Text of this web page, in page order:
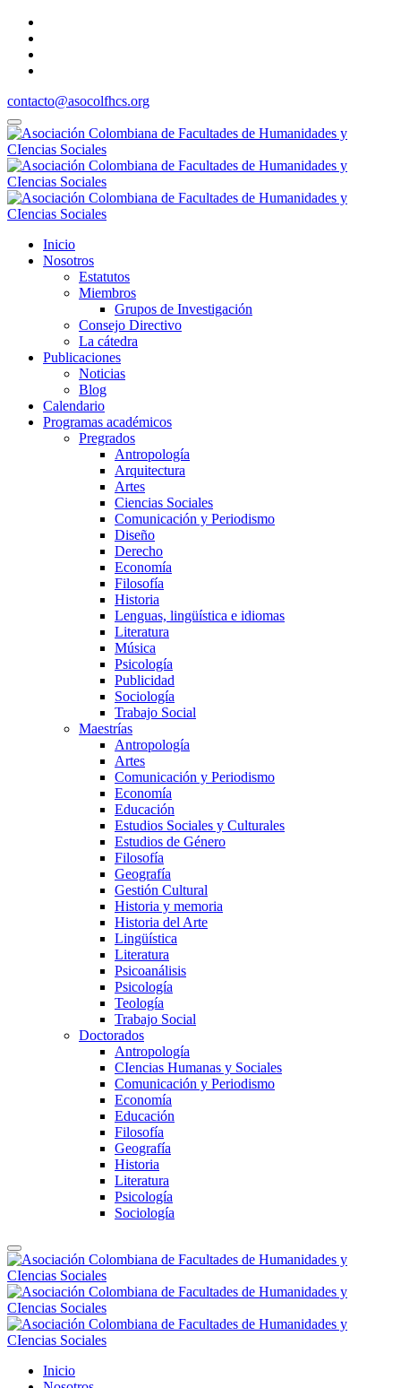
contacto@asocolfhcs.org
Inicio
Nosotros
Estatutos
Miembros
Grupos de Investigación
Consejo Directivo
La cátedra
Publicaciones
Noticias
Blog
Calendario
Programas académicos
Pregrados
Antropología
Arquitectura
Artes
Ciencias Sociales
Comunicación y Periodismo
Diseño
Derecho
Economía
Filosofía
Historia
Lenguas, lingüística e idiomas
Literatura
Música
Psicología
Publicidad
Sociología
Trabajo Social
Maestrías
Antropología
Artes
Comunicación y Periodismo
Economía
Educación
Estudios Sociales y Culturales
Estudios de Género
Filosofía
Geografía
Gestión Cultural
Historia y memoria
Historia del Arte
Lingüística
Literatura
Psicoanálisis
Psicología
Teología
Trabajo Social
Doctorados
Antropología
CIencias Humanas y Sociales
Comunicación y Periodismo
Economía
Educación
Filosofía
Geografía
Historia
Literatura
Psicología
Sociología
Inicio